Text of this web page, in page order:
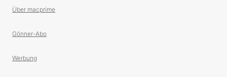
Über macprime
Gönner-Abo
Werbung